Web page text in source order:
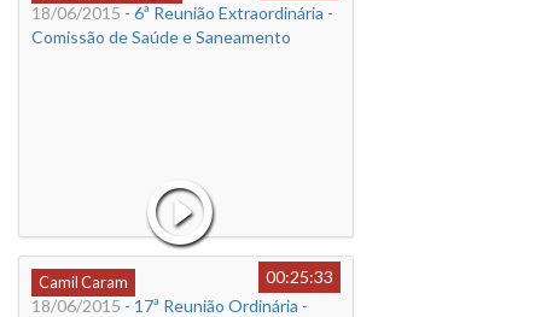
18/06/2015 - 6ª Reunião Extraordinária -
Comissão de Saúde e Saneamento
Camil Caram
00:25:33
18/06/2015 - 17ª Reunião Ordinária -